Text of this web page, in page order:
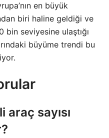
en büyük
biri haline geldiği ve
bin seviyesine ulaştığı
büyüme trendi bu
araç sayısı